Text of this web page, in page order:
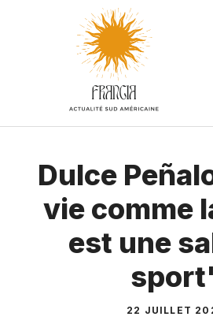
Dulce
vie comme
est une
22 JUILLET